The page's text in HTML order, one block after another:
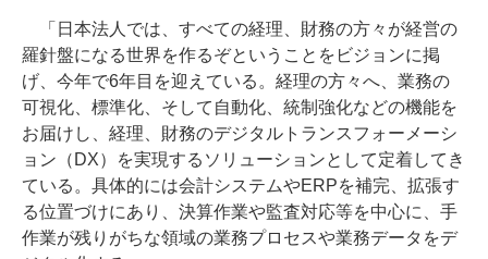
「日本法人では、すべての経理、財務の方々が経営の
羅針盤になる世界を作るぞということをビジョンに掲
げ、今年で6年目を迎えている。経理の方々へ、業務の
可視化、標準化、そして自動化、統制強化などの機能を
お届けし、経理、財務のデジタルトランスフォーメーシ
ョン（DX）を実現するソリューションとして定着してき
ている。具体的には会計システムやERPを補完、拡張す
る位置づけにあり、決算作業や監査対応等を中心に、手
作業が残りがちな領域の業務プロセスや業務データをデ